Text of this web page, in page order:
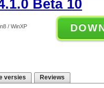
Beta 10
/ WinXP
versies Reviews